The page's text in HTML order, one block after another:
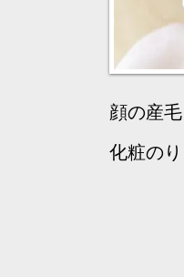
顔の産
化粧の